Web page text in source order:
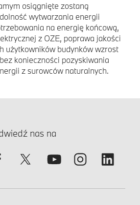
osiągnięte zostaną
wytwarzania energii
na energię końcową,
z OZE, poprawa jakości
użytkowników budynków wzrost
konieczności pozyskiwania
z surowców naturalnych.
nas na